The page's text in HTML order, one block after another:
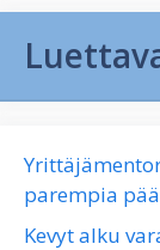
parempia
Kevyt alku